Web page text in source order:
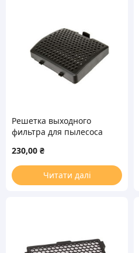
Решетка выходного
фильтра для пылесоса
230,00 ₴
Читати далі